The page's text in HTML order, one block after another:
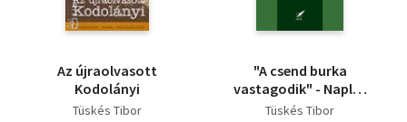
Az újraolvasott
Kodolányi
Tüskés Tibor
"A csend burka
vastagodik" - Napló,
vallomások, tárcák
Tüskés Tibor